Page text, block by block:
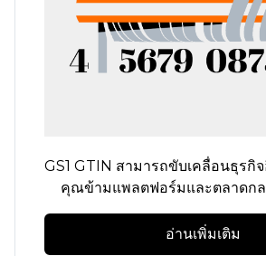
GS1 GTIN สามารถขับเคลื่อนธุรกิ
คุณข้ามแพลตฟอร์มและตลาดกล
อ่านเพิ่มเติม